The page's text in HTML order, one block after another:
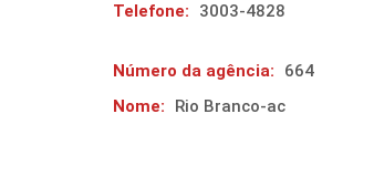
Telefone:
3003-4828
Número da agência:
664
Nome:
Rio Branco-ac